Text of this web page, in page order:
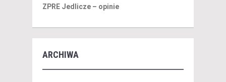
ZPRE Jedlicze – opinie
ARCHIWA